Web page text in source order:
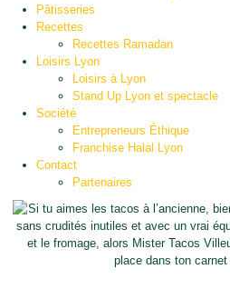
Pâtisseries
Recettes
Recettes Ramadan
Loisirs Lyon
Loisirs à Lyon
Stand Up Lyon et spectacle
Société
Entrepreneurs Éthique
Franchise Halal Lyon
Contact
Partenaires